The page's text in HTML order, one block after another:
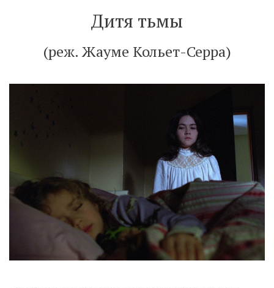
Дитя тьмы
(реж. Жауме Кольет-Серра)